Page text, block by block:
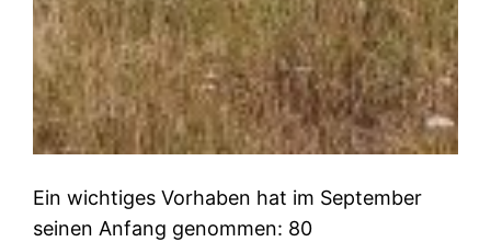
Ein wichtiges Vorhaben hat im September
seinen Anfang genommen: 80